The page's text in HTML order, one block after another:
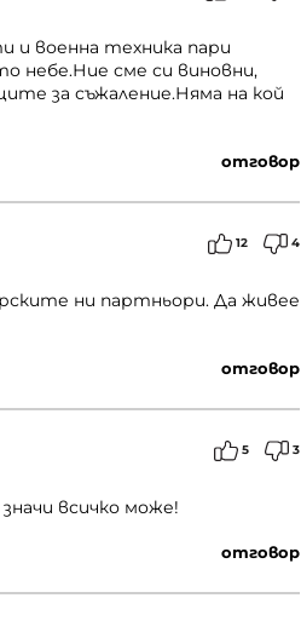
и военна техника пари
небе.Ние сме си виновни,
за съжаление.Няма на кой
отговор
12 4
ни партньори. Да живее
отговор
5 3
всичко може!
отговор